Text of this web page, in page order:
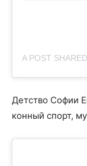
Детство Софии
конный спорт,